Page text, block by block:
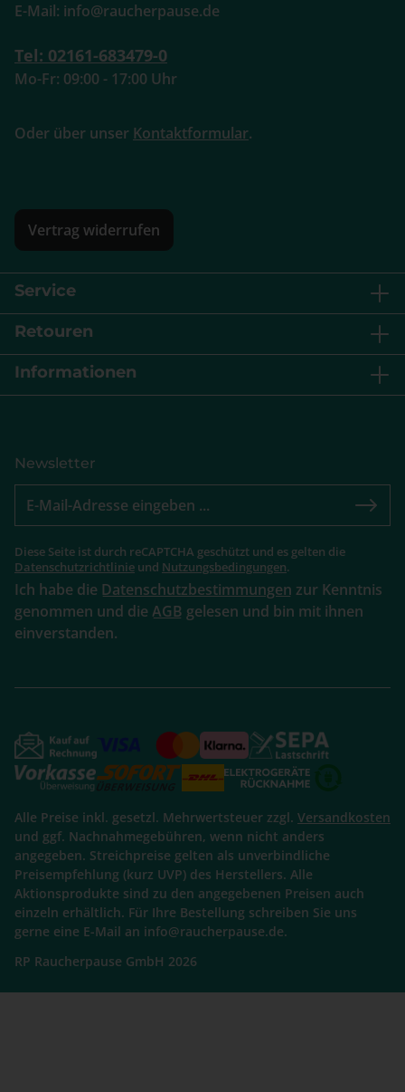
E-Mail: info@raucherpause.de
Tel: 02161-683479-0
Mo-Fr: 09:00 - 17:00 Uhr
Oder über unser Kontaktformular.
Vertrag widerrufen
Service
Retouren
Informationen
Newsletter
Diese Seite ist durch reCAPTCHA geschützt und es gelten die
Datenschutzrichtlinie und Nutzungsbedingungen.
Ich habe die Datenschutzbestimmungen zur Kenntnis
genommen und die AGB gelesen und bin mit ihnen
einverstanden.
Alle Preise inkl. gesetzl. Mehrwertsteuer zzgl. Versandkosten
und ggf. Nachnahmegebühren, wenn nicht anders
angegeben. Streichpreise gelten als unverbindliche
Preisempfehlung (kurz UVP) des Herstellers. Alle
Aktionsprodukte sind zu den angegebenen Preisen auch
einzeln erhältlich. Für Ihre Bestellung schreiben Sie uns
gerne eine E-Mail an info@raucherpause.de.
RP Raucherpause GmbH 2026